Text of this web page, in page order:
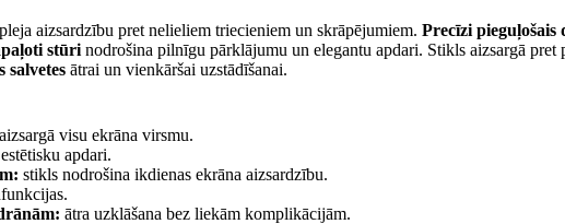
aizsardzību pret nelieliem triecieniem un skrāpējumiem. Precīzi pieguļošais
stūri nodrošina pilnīgu pārklājumu un elegantu apdari. Stikls aizsargā pret
salvetes ātrai un vienkāršai uzstādīšanai.
visu ekrāna virsmu.
apdari.
stikls nodrošina ikdienas ekrāna aizsardzību.
ātra uzklāšana bez liekām komplikācijām.